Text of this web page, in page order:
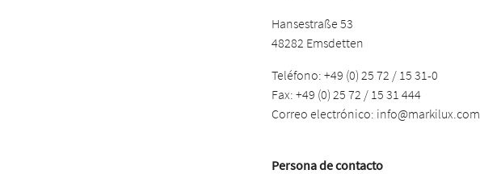
Hansestraße 53
48282 Emsdetten
Teléfono: +49 (0) 25 72 / 15 31-0
Fax: +49 (0) 25 72 / 15 31 444
Correo electrónico: info@markilux.com
Persona de contacto